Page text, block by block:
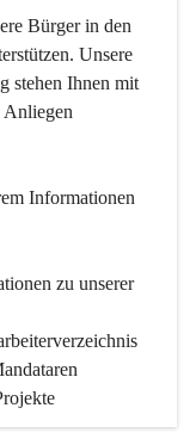
Bürger in den
Unsere
stehen Ihnen mit
Anliegen
Informationen
zu unserer